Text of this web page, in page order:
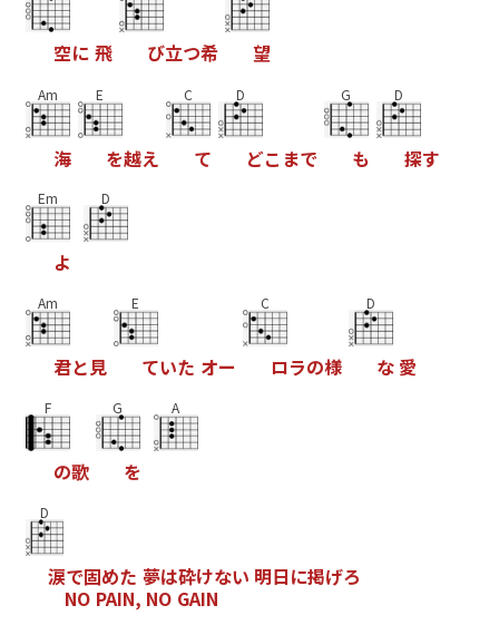
空に 飛 び立つ希 望
Am
海
E
を越え
C
て
D
どこ まで
G
も
D
探す
Em
よ
D
Am
君と見
E
ていた オー
C
ロラの様
D
な 愛
F
の歌
G
を
A
D
涙で固めた 夢は砕けない 明日に掲げろ
NO PAIN, NO GAIN